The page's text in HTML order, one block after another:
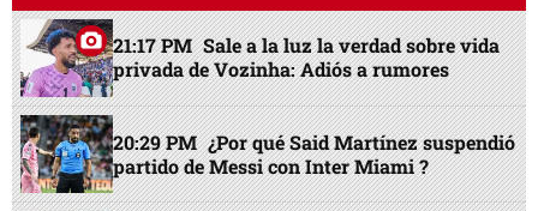
21:17 PM Sale a la luz la verdad sobre vida
privada de Vozinha: Adiós a rumores
20:29 PM ¿Por qué Said Martínez suspendió
partido de Messi con Inter Miami ?